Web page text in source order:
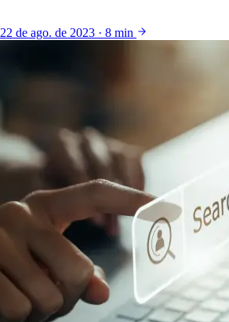
22 de ago. de 2023 · 8 min